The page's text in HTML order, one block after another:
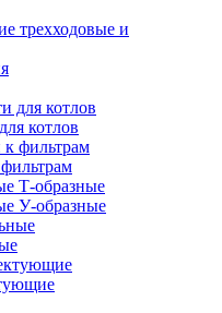
трехходовые и
котлов
Т-образные
У-образные